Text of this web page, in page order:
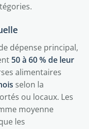
dépense principal,
50 à 60 % de leur
alimentaires
selon la
ou locaux. Les
moyenne
les